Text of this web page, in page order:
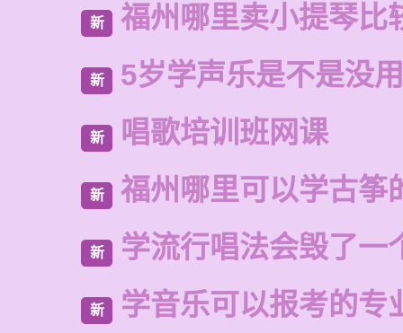
新 福州哪里卖小提琴比
新 5岁学声乐是不是没用
新 唱歌培训班网课
新 福州哪里可以学古筝
新 学流行唱法会毁了一
新 学音乐可以报考的专